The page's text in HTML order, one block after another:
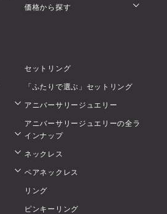
価格から探す
セットリング
「ふたりで選ぶ」セットリング
アニバーサリージュエリー
アニバーサリージュエリーの全ラ
インナップ
ネックレス
ペアネックレス
リング
ピンキーリング